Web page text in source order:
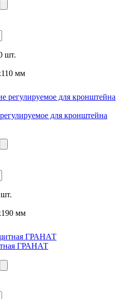
шт.
мм
для кронштейна
мм
ГРАНАТ